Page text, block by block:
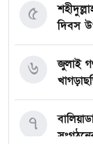
দিবস
৫
জুলাই
৬
৭